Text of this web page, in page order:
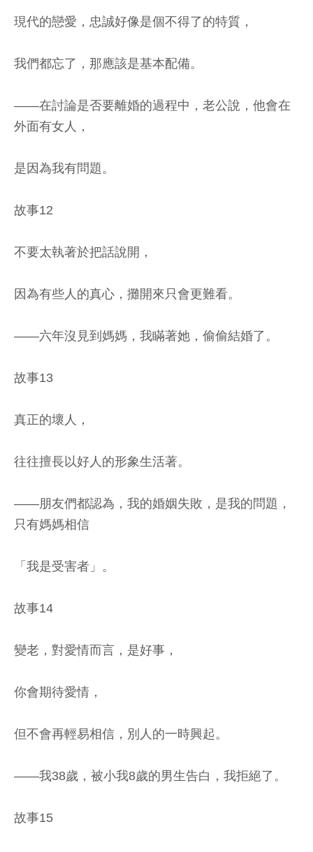
現代的戀愛，忠誠好像是個不得了的特質，
我們都忘了，那應該是基本配備。
——在討論是否要離婚的過程中，老公說，他會在
外面有女人，
是因為我有問題。
故事12
不要太執著於把話說開，
因為有些人的真心，攤開來只會更難看。
——六年沒見到媽媽，我瞞著她，偷偷結婚了。
故事13
真正的壞人，
往往擅長以好人的形象生活著。
——朋友們都認為，我的婚姻失敗，是我的問題，
只有媽媽相信
「我是受害者」。
故事14
變老，對愛情而言，是好事，
你會期待愛情，
但不會再輕易相信，別人的一時興起。
——我38歲，被小我8歲的男生告白，我拒絕了。
故事15